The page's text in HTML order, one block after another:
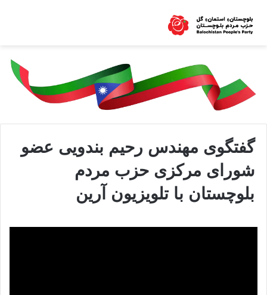
گفتگوی مهندس رحیم بندویی عضو
شورای مرکزی حزب مردم
بلوچستان با تلویزیون آرین